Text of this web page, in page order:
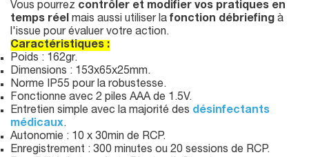
Vous pourrez contrôler et modifier vos pratiques en
temps réel mais aussi utiliser la fonction débriefing à
l'issue pour évaluer votre action.
Caractéristiques :
Poids : 162gr.
Dimensions : 153x65x25mm.
Norme IP55 pour la robustesse.
Fonctionne avec 2 piles AAA de 1.5V.
Entretien simple avec la majorité des désinfectants
médicaux.
Autonomie : 10 x 30min de RCP.
Enregistrement : 300 minutes ou 20 sessions de RCP.